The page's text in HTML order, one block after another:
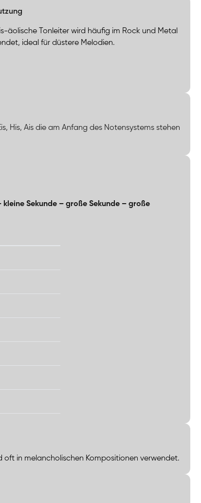
äolische Tonleiter wird häufig im Rock und Metal
ideal für düstere Melodien.
His, Ais die am Anfang des Notensystems stehen
Sekunde – große Sekunde – große
oft in melancholischen Kompositionen verwendet.